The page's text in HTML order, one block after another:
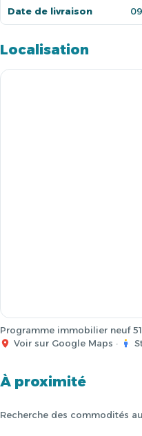
Date de livraison
Localisation
Programme immobilier neuf
Voir sur Google Maps ·
À proximité
Recherche des commodités